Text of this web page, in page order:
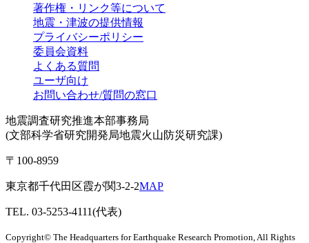
著作権・リンク等について
地震・津波の提供情報
プライバシーポリシー
委員会資料
よくある質問
ユーザ向け
お問い合わせ/質問の窓口
地震調査研究推進本部事務局
(文部科学省研究開発局地震火山防災研究課)
〒100-8959
東京都千代田区霞が関3-2-2MAP
TEL. 03-5253-4111(代表)
Copyright© The Headquarters for Earthquake Research Promotion, All Rights